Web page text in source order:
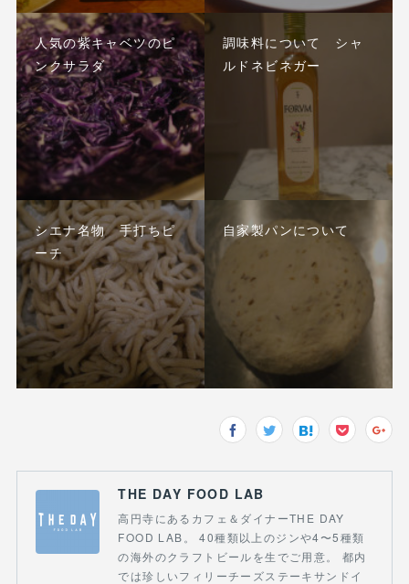
人気の紫キャベツのピ
ンクサラダ
調味料について シャ
ルドネビネガー
シエナ名物 手打ちピ
ーチ
自家製パンについて
THE DAY FOOD LAB
高円寺にあるカフェ＆ダイナーTHE DAY
FOOD LAB。 40種類以上のジンや4〜5種類
の海外のクラフトビールを生でご用意。 都内
では珍しいフィリーチーズステーキサンドイ